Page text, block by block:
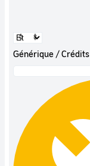
Générique / Crédits